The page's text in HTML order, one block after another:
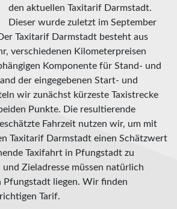
den aktuellen Taxitarif Darmstadt.
Dieser wurde zuletzt im September
Taxitarif Darmstadt besteht aus
verschiedenen Kilometerpreisen
Komponente für Stand- und
der eingegebenen Start- und
wir zunächst kürzeste Taxistrecke
Punkte. Die resultierende
Fahrzeit nutzen wir, um mit
Taxitarif Darmstadt einen Schätzwert
Taxifahrt in Pfungstadt zu
Zieladresse müssen natürlich
Pfungstadt liegen. Wir finden
Tarif.